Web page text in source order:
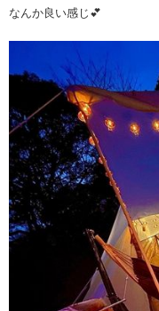
なんか良い感じ💕